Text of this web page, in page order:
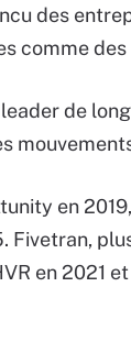
des
comme
de
en
Fivetran,
en 2021